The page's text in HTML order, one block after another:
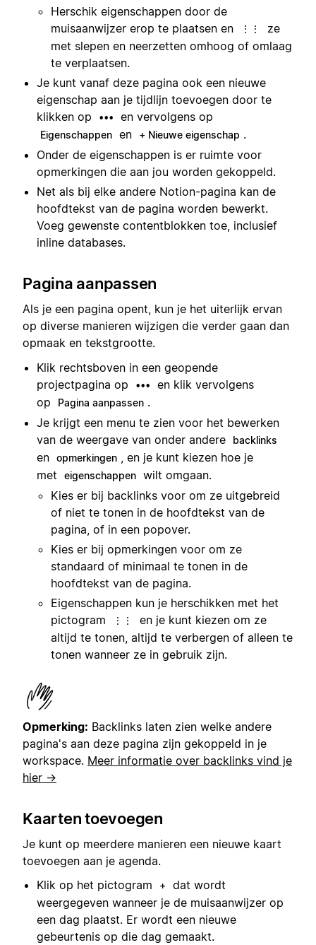
Herschik eigenschappen door de
muisaanwijzer erop te plaatsen en
⋮⋮
ze
met slepen en neerzetten omhoog of omlaag
te verplaatsen.
Je kunt vanaf deze pagina ook een nieuwe
eigenschap aan je tijdlijn toevoegen door te
klikken op
••• en vervolgens op
Eigenschappen en + Nieuwe eigenschap .
Onder de eigenschappen is er ruimte voor
opmerkingen die aan jou worden gekoppeld.
Net als bij elke andere Notion-pagina kan de
hoofdtekst van de pagina worden bewerkt.
Voeg gewenste contentblokken toe, inclusief
inline databases.
Pagina aanpassen
Als je een pagina opent, kun je het uiterlijk ervan
op diverse manieren wijzigen die verder gaan dan
opmaak en tekstgrootte.
Klik rechtsboven in een geopende
projectpagina op
•••
en klik vervolgens
op
Pagina aanpassen .
Je krijgt een menu te zien voor het bewerken
van de weergave van onder andere
backlinks
en opmerkingen
, en je kunt kiezen hoe je
met
eigenschappen wilt omgaan.
Kies er bij backlinks voor om ze uitgebreid
of niet te tonen in de hoofdtekst van de
pagina, of in een popover.
Kies er bij opmerkingen voor om ze
standaard of minimaal te tonen in de
hoofdtekst van de pagina.
Eigenschappen kun je herschikken met het
pictogram
⋮⋮
en je kunt kiezen om ze
altijd te tonen, altijd te verbergen of alleen te
tonen wanneer ze in gebruik zijn.
Opmerking: Backlinks laten zien welke andere
pagina's aan deze pagina zijn gekoppeld in je
workspace. Meer informatie over backlinks vind je
hier →
Kaarten toevoegen
Je kunt op meerdere manieren een nieuwe kaart
toevoegen aan je agenda.
Klik op het pictogram
+
dat wordt
weergegeven wanneer je de muisaanwijzer op
een dag plaatst. Er wordt een nieuwe
gebeurtenis op die dag gemaakt.